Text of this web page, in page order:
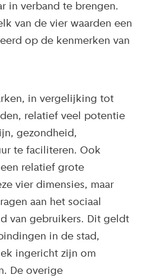
in verband te brengen.
van de vier waarden een
op de kenmerken van
in vergelijking tot
relatief veel potentie
gezondheid,
te faciliteren. Ook
relatief grote
vier dimensies, maar
aan het sociaal
van gebruikers. Dit geldt
in de stad,
ingericht zijn om
De overige